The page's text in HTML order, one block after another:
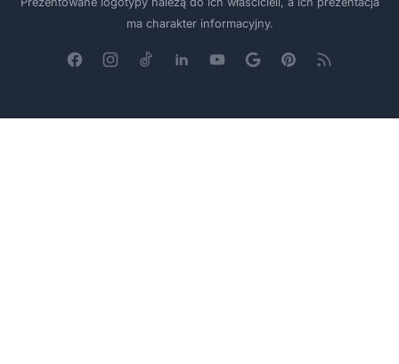
ma charakter informacyjny.